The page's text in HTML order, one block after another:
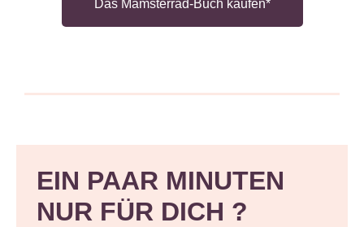
Das Mamsterrad-Buch kaufen*
EIN PAAR MINUTEN
NUR FÜR DICH ?